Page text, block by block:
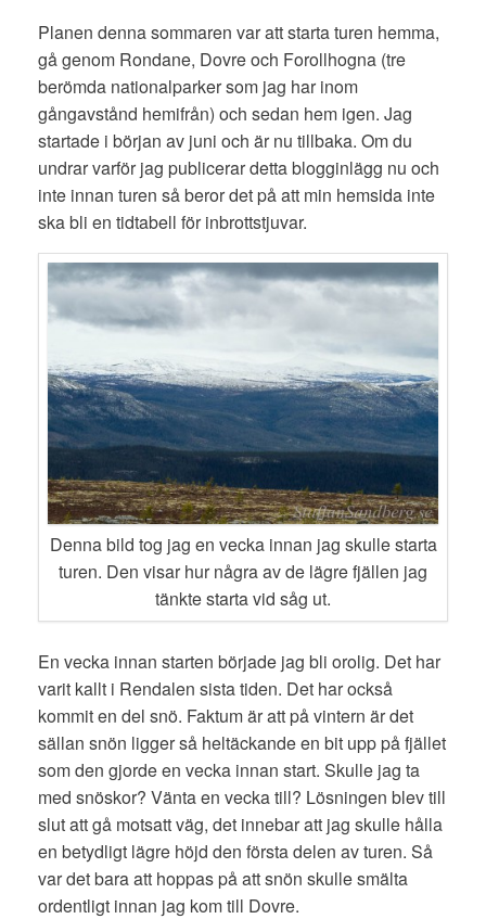
Planen denna sommaren var att starta turen hemma,
gå genom Rondane, Dovre och Forollhogna (tre
berömda nationalparker som jag har inom
gångavstånd hemifrån) och sedan hem igen. Jag
startade i början av juni och är nu tillbaka. Om du
undrar varför jag publicerar detta blogginlägg nu och
inte innan turen så beror det på att min hemsida inte
ska bli en tidtabell för inbrottstjuvar.
Denna bild tog jag en vecka innan jag skulle starta
turen. Den visar hur några av de lägre fjällen jag
tänkte starta vid såg ut.
En vecka innan starten började jag bli orolig. Det har
varit kallt i Rendalen sista tiden. Det har också
kommit en del snö. Faktum är att på vintern är det
sällan snön ligger så heltäckande en bit upp på fjället
som den gjorde en vecka innan start. Skulle jag ta
med snöskor? Vänta en vecka till? Lösningen blev till
slut att gå motsatt väg, det innebar att jag skulle hålla
en betydligt lägre höjd den första delen av turen. Så
var det bara att hoppas på att snön skulle smälta
ordentligt innan jag kom till Dovre.